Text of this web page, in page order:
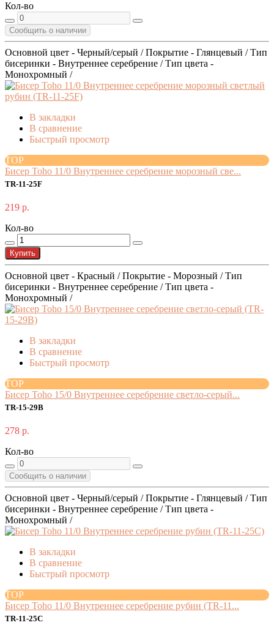
Кол-во
Сообщить о наличии
Основной цвет - Черный/серый / Покрытие - Глянцевый / Тип
бисеринки - Внутреннее серебрение / Тип цвета -
Монохромный /
В закладки
В сравнение
Быстрый просмотр
TOP
Бисер Toho 11/0 Внутреннее серебрение морозный све...
TR-11-25F
219 р.
Кол-во
Купить
Основной цвет - Красный / Покрытие - Морозный / Тип
бисеринки - Внутреннее серебрение / Тип цвета -
Монохромный /
В закладки
В сравнение
Быстрый просмотр
TOP
Бисер Toho 15/0 Внутреннее серебрение светло-серый...
TR-15-29B
278 р.
Кол-во
Сообщить о наличии
Основной цвет - Черный/серый / Покрытие - Глянцевый / Тип
бисеринки - Внутреннее серебрение / Тип цвета -
Монохромный /
В закладки
В сравнение
Быстрый просмотр
TOP
Бисер Toho 11/0 Внутреннее серебрение рубин (TR-11...
TR-11-25C